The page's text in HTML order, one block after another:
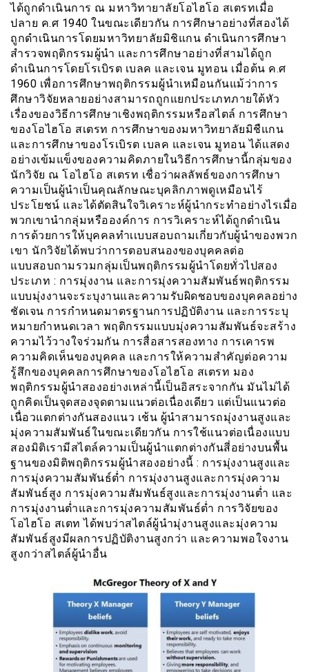
ได้ถูกดำเนินการ ณ มหาวิทายาลัยโอไฮโอ สเตรทเมื่อ
ปลาย ค.ศ 1940 ในขณะเดียวกัน การศึกษาอย่างที่สองได้
ถูกดำเนินการโดยมหาวิทยาลัยมิชิแกน ดำเนินการศึกษา
สำรวจพฤติกรรมผู้นำ และการศึกษาอย่างที่สามได้ถูก
ดำเนินการโดยโรเบิรต เบลค และเจน มูทอน เมื่อต้น ค.ศ
1960 เพื่อการศึกษาพฤติกรรมผู้นำเหมือนกันแม้ว่าการ
ศึกษาวิจัยหลายอย่างสามารถถูกแยกประเภทภายใต้หัว
เรื่องของวิธีการศึกษาเชิงพฤติกรรมหรือสไตล์ การศึกษา
ของโอไฮโอ สเตรท การศึกษาของมหาวิทยาลัยมิชืแกน
และการศึกษาของโรเบิรต เบลค และเจน มูทอน ได้เเสดง
อย่างเข้มแข็งของความคิดภายในวิธีการศึกษานี้กลุ่มของ
นักวิจัย ณ โอไฮโอ สเตรท เชื่อว่าผลลัพธ์ของการศึกษา
ความเป็นผู้นำเป็นคุณลักษณะบุคลิกภาพดูเหมือนไร้
ประโยชน์ และได้ตัดสินใจวิเคราะห์ผู้นำกระทำอย่างไรเมื่อ
พวกเขานำกลุ่มหรือองค์การ การวิเคราะห์ได้ถูกดำเนิน
การด้วยการให้บุคคลทำเเบบสอบถามเกี่ยวกับผู้นำของพวก
เขา นักวิจัยได้พบว่าการตอบสนองของบุคคลต่อ
แบบสอบถามรวมกลุ่มเป็นพฤติกรรมผู้นำโดยทั่วไปสอง
ประเภท : การมุ่งงาน และการมุ่งความสัมพันธ์พฤติกรรม
แบบมุ่งงานจะระบุงานและความรับผิดชอบของบุคคลอย่าง
ชัดเจน การกำหนดมาตรฐานการปฏิบัติงาน และการระบุ
หมายกำหนดเวลา พฤติกรรมแบบมุ่งความสัมพันธ์จะสร้าง
ความไว้วางใจร่วมกัน การสื่อสารสองทาง การเคารพ
ความคิดเห็นของบุคคล และการให้ความสำคัญต่อความ
รู้สึกของบุคคลการศึกษาของโอไฮโอ สเตรท มอง
พฤติกรรมผู้นำสองอย่างเหล่านี้เป็นอิสระจากกัน มันไม่ได้
ถูกคิดเป็นจุดสองจุดตามแนวต่อเนื่องเดียว แต่เป็นแนวต่อ
เนื่อวแตกต่างกันสองแนว เช้น ผู้นำสามารถมุ่งงานสูงและ
มุ่งความสัมพันธ์ในขณะเดียวกัน การใช้แนวต่อเนื่องแบบ
สองมิติเรามีสไตล์ความเป็นผู้นำแตกต่างกันสี่อย่างบนพื้น
ฐานของมิติพฤติกรรมผู้นำสองอย่างนี้ : การมุ่งงานสูงและ
การมุ่งความสัมพันธ์ต่ำ การมุ่งงานสูงและการมุ่งความ
สัมพันธ์สูง การมุ่งความสัมพันธ์สูงและการมุ่งงานต่ำ และ
การมุ่งงานต่ำและการมุ่งความสัมพันธ์ต่ำ การวิจัยของ
โอไฮโอ สเตท ได้พบว่าสไตล์ผู้นำมุ่งานสูงและมุ่งความ
สัมพันธ์สูงมีผลการปฏิบัติงานสูงกว่า และความพอใจงาน
สูงกว่าสไตล์ผู้นำอื่น